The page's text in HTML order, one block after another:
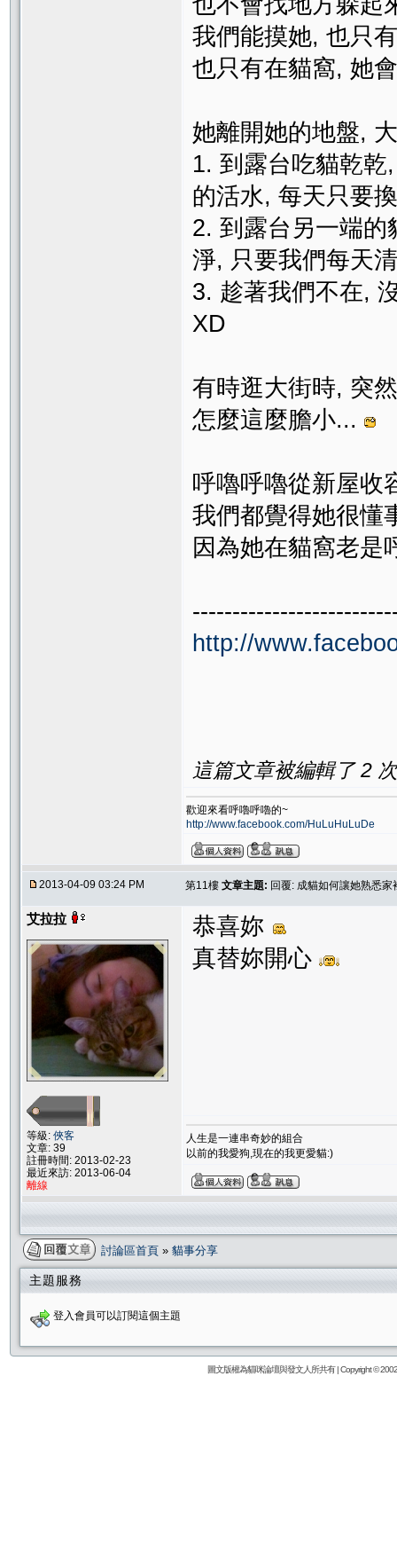
我們能摸她, 也只
也只有在貓窩, 她
她離開她的地盤,
1. 到露台吃貓乾
的活水, 每天只要
2. 到露台另一端
淨, 只要我們每天
3. 趁著我們不在,
XD
有時逛大街時, 突
怎麼這麼膽小...
呼嚕呼嚕從新屋收
我們都覺得她很懂
因為她在貓窩老是
http://
這篇文章被編輯了 2
歡迎來看呼嚕呼嚕的~
http://www.facebook.com/HuLuHuLuDe
2013-04-09 03:24 PM 第11樓 文章主題: 回覆: 成貓如何讓她熟悉家
艾拉拉
等級: 俠客
文章: 39
註冊時間: 2013-02-23
最近來訪: 2013-06-04
離線
恭喜妳
真替妳開心
人生是一連串奇妙的組合
以前的我愛狗,現在的我更愛貓:)
討論區首頁 » 貓事分享
主題服務
登入會員可以訂閱這個主題
圖文版權為貓咪論壇與發文人所共有 | Copyright ©